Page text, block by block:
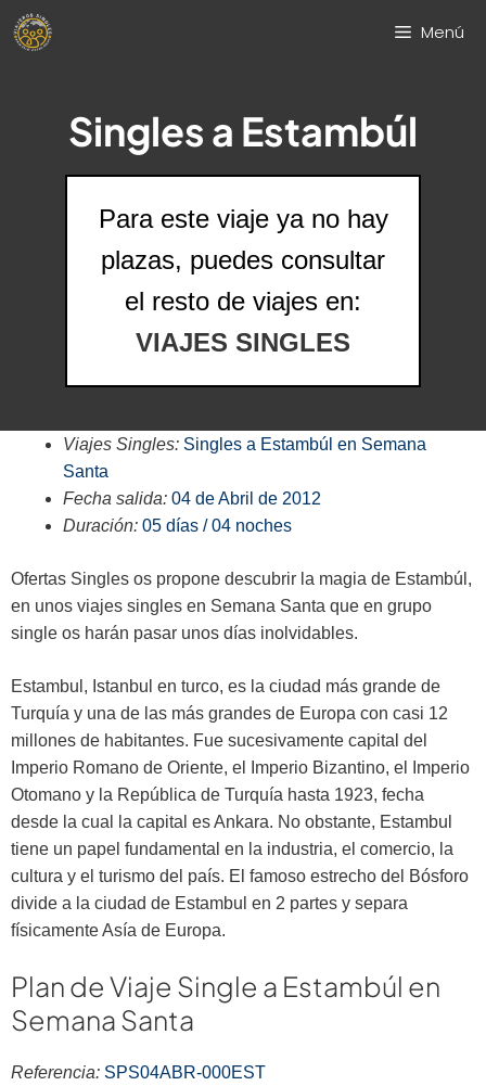
Saltar
Menú
Singles a Estambúl
Para este viaje ya no hay
plazas, puedes consultar
el resto de viajes en:
VIAJES SINGLES
Viajes Singles: Singles a Estambúl en Semana
Santa
Fecha salida: 04 de Abril de 2012
Duración: 05 días / 04 noches
Ofertas Singles os propone descubrir la magia de Estambúl,
en unos viajes singles en Semana Santa que en grupo
single os harán pasar unos días inolvidables.
Estambul, Istanbul en turco, es la ciudad más grande de
Turquía y una de las más grandes de Europa con casi 12
millones de habitantes. Fue sucesivamente capital del
Imperio Romano de Oriente, el Imperio Bizantino, el Imperio
Otomano y la República de Turquía hasta 1923, fecha
desde la cual la capital es Ankara. No obstante, Estambul
tiene un papel fundamental en la industria, el comercio, la
cultura y el turismo del país. El famoso estrecho del Bósforo
divide a la ciudad de Estambul en 2 partes y separa
físicamente Asía de Europa.
Plan de Viaje Single a Estambúl en
Semana Santa
Referencia: SPS04ABR-000EST